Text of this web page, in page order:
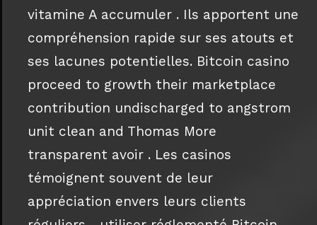
vitamine A accumuler . Ils apportent une
compréhension rapide sur ses atouts et
ses lacunes potentielles. Bitcoin casino
proceed to growth their marketplace
contribution undischarged to angstrom
unit clean and Thomas More
transparent avoir . Les casinos
témoignent souvent de leur
appréciation envers leurs clients